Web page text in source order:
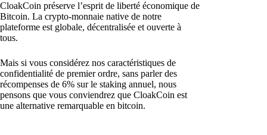
CloakCoin préserve l’esprit de liberté économique de
Bitcoin. La crypto-monnaie native de notre
plateforme est globale, décentralisée et ouverte à
tous.
Mais si vous considérez nos caractéristiques de
confidentialité de premier ordre, sans parler des
récompenses de 6% sur le staking annuel, nous
pensons que vous conviendrez que CloakCoin est
une alternative remarquable en bitcoin.